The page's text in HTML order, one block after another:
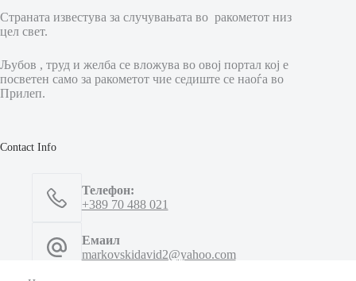
Страната известува за случувањата во ракометот низ
цел свет.
Љубов , труд и желба се вложува во овој портал кој е
посветен само за ракометот чие седиште се наоѓа во
Прилеп.
Contact Info
Телефон:
+389 70 488 021
Емаил
markovskidavid2@yahoo.com